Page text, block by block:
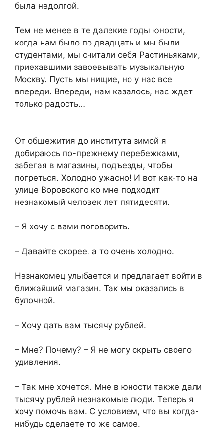
была недолгой.
Тем не менее в те далекие годы юности,
когда нам было по двадцать и мы были
студентами, мы считали себя Растиньяками,
приехавшими завоевывать музыкальную
Москву. Пусть мы нищие, но у нас все
впереди. Впереди, нам казалось, нас ждет
только радость…
От общежития до института зимой я
добираюсь по-прежнему перебежками,
забегая в магазины, подъезды, чтобы
погреться. Холодно ужасно! И вот как-то на
улице Воровского ко мне подходит
незнакомый человек лет пятидесяти.
– Я хочу с вами поговорить.
– Давайте скорее, а то очень холодно.
Незнакомец улыбается и предлагает войти в
ближайший магазин. Так мы оказались в
булочной.
– Хочу дать вам тысячу рублей.
– Мне? Почему? – Я не могу скрыть своего
удивления.
– Так мне хочется. Мне в юности также дали
тысячу рублей незнакомые люди. Теперь я
хочу помочь вам. С условием, что вы когда-
нибудь сделаете то же самое.